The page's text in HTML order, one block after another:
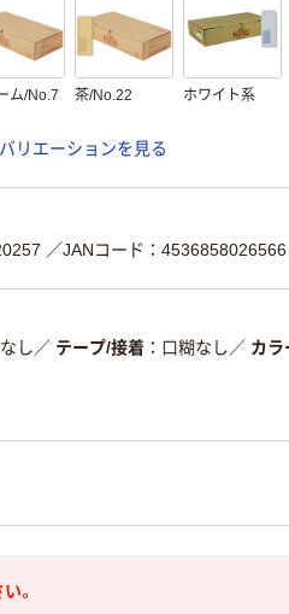
ム/No.7 茶/No.22 ホワイト系
リエーションを見る
／JANコード：4536858026566
なし ／ テープ/接着 口糊なし ／ カラ
。